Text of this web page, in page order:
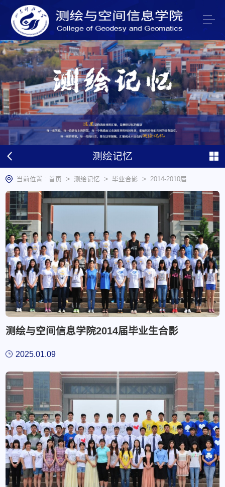
测绘记忆
当前位置 : 首页 > 测绘记忆 > 毕业合影 > 2014-2010届
测绘与空间信息学院2014届毕业生合影
2025.01.09